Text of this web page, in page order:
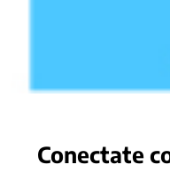
Conectate